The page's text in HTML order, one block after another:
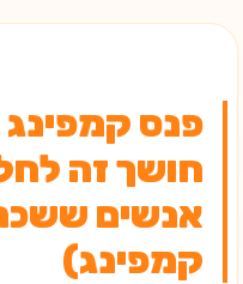
פנס קמפינג
חושך זה
אנשים
קמפינג)